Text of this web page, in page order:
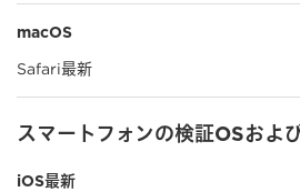
macOS
Safari最新
スマートフォンの検証OSおよ
iOS最新